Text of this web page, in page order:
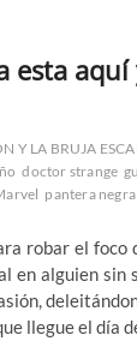
esta
Y LA BRUJA
doctor strange
pantera negra
robar el foco
en alguien sin
llegue el día